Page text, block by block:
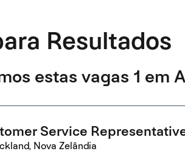
Resultados
estas vagas 1 em
Service
Nova Zelândia